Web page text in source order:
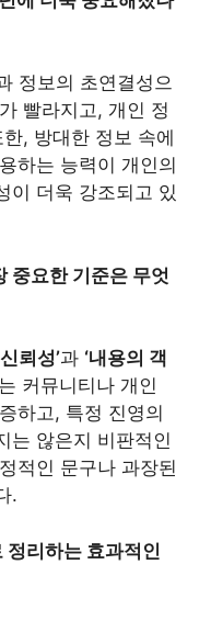
정보의 초연결성으
빨라지고, 개인 정
, 방대한 정보 속에
하는 능력이 개인의
이 더욱 강조되고 있
중요한 기준은 무엇
뢰성’과 ‘내용의 객
커뮤니티나 개인
하고, 특정 진영의
는 않은지 비판적인
적인 문구나 과장된
.
리하는 효과적인